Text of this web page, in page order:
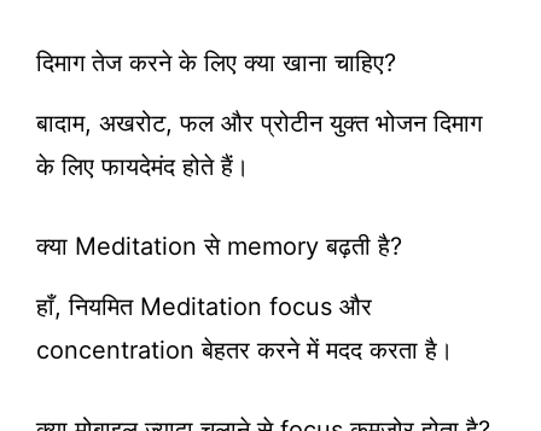
दिमाग तेज करने के लिए क्या खाना चाहिए?
बादाम, अखरोट, फल और प्रोटीन युक्त भोजन दिमाग
के लिए फायदेमंद होते हैं।
क्या Meditation से memory बढ़ती है?
हाँ, नियमित Meditation focus और
concentration बेहतर करने में मदद करता है।